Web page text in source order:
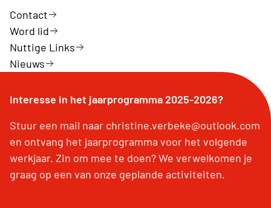
Contact
Word lid
Nuttige Links
Nieuws
Interesse in het jaarprogramma 2025-2026?
Stuur een mail naar christine.verbeke@outlook.com
en ontvang het jaarprogramma voor het volgende
werkjaar. Zin om mee te doen? We verwelkomen je
graag op een van onze geplande activiteiten.